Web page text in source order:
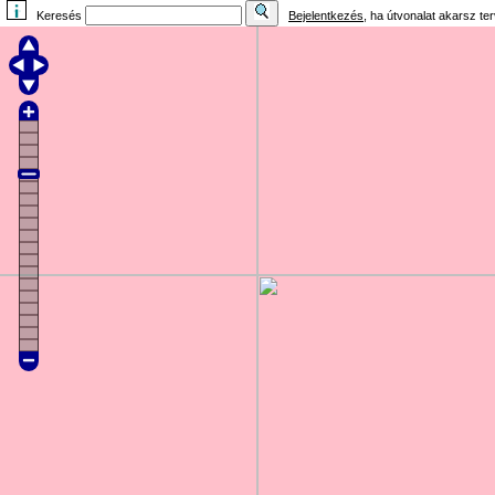
Keresés Bejelentkezés , ha útvonalat akarsz